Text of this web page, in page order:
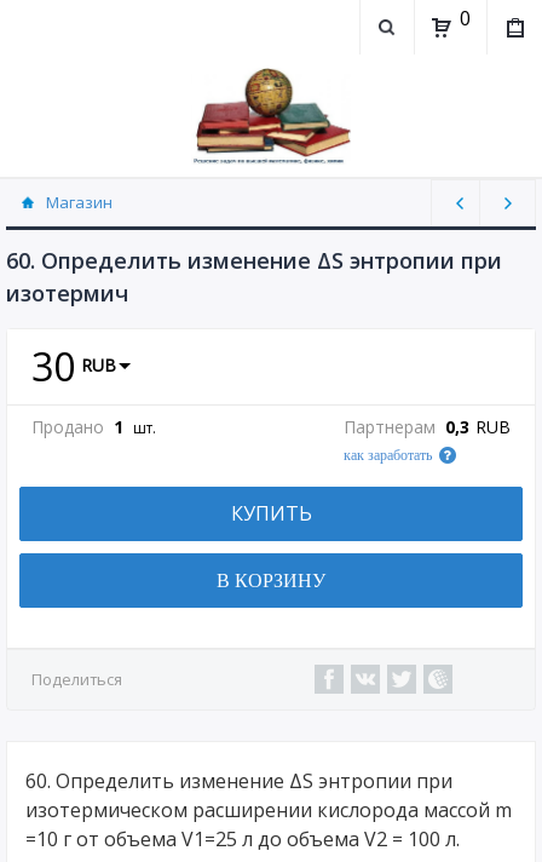
0
Магазин
Физика, химия (рассылаю Doc+PDF) (8689)
60. Определить изменение ΔS энтропии при
изотермич
30 RUB
Продано 1 шт. Партнерам 0,3 RUB
как заработать
КУПИТЬ
В КОРЗИНУ
Поделиться
60. Определить изменение ΔS энтропии при
изотермическом расширении кислорода массой m
=10 г от объема V1=25 л до объема V2 = 100 л.